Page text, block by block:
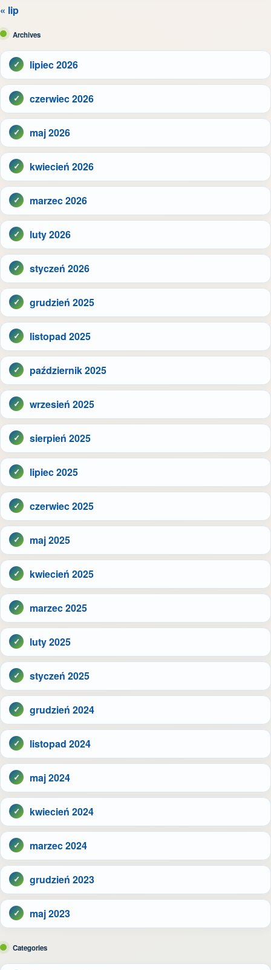
« lip
Archives
lipiec 2026
czerwiec 2026
maj 2026
kwiecień 2026
marzec 2026
luty 2026
styczeń 2026
grudzień 2025
listopad 2025
październik 2025
wrzesień 2025
sierpień 2025
lipiec 2025
czerwiec 2025
maj 2025
kwiecień 2025
marzec 2025
luty 2025
styczeń 2025
grudzień 2024
listopad 2024
maj 2024
kwiecień 2024
marzec 2024
grudzień 2023
maj 2023
Categories